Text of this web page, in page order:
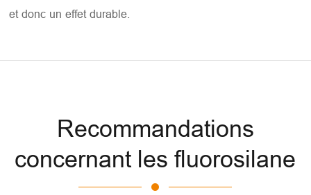
et donc un effet durable.
Recommandations
concernant les fluorosilane